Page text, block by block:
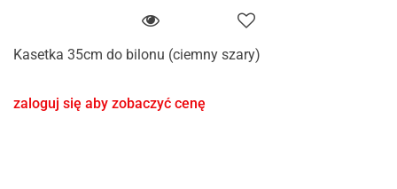
Kasetka 35cm do bilonu (ciemny szary)
zaloguj się aby zobaczyć cenę